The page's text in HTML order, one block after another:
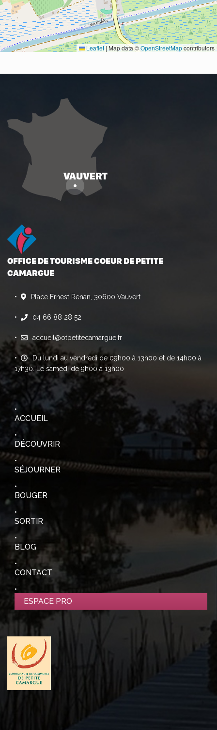
Leaflet | Map data ©OpenStreetMapcontributors
OFFICE DE TOURISME COEUR DE PETITE
CAMARGUE
Place Ernest Renan, 30600 Vauvert
04 66 88 28 52
accueil@otpetitecamargue.fr
Du lundi au vendredi de 09h00 à 13h00 et de 14h00 à
17h30. Le samedi de 9h00 à 13h00
ACCUEIL
DÉCOUVRIR
SÉJOURNER
BOUGER
SORTIR
BLOG
CONTACT
ESPACE PRO